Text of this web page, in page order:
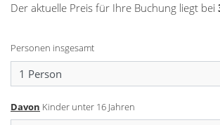
Der aktuelle Preis für Ihre Buchung liegt bei
Personen insgesamt
Davon Kinder unter 16 Jahren